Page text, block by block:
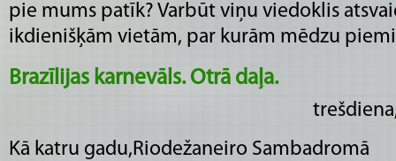
pie mums patīk? Varbūt viņu viedoklis
ikdienišķām vietām, par kurām mēdzu
Brazīlijas karnevāls. Otrā daļa.
Kā katru gadu,Riodežaneiro Sambadromā